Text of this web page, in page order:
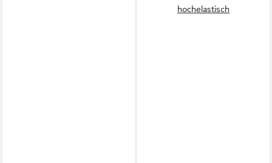
hochelastisch